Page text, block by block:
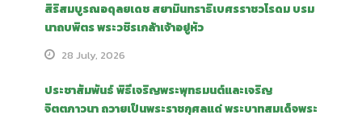
สิริสมบูรณอดุลยเดช สยามินทราธิเบศรราชวโรดม บรม
นาถบพิตร พระวชิรเกล้าเจ้าอยู่หัว
28 July, 2026
ประชาสัมพันธ์ พิธีเจริญพระพุทธมนต์และเจริญ
จิตตภาวนา ถวายเป็นพระราชกุศลแด่ พระบาทสมเด็จพระ